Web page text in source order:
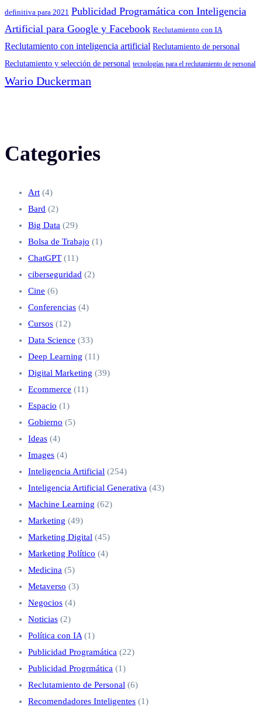
definitiva para 2021 Publicidad Programática con Inteligencia
Artificial para Google y Facebook Reclutamiento con IA
Reclutamiento con inteligencia artificial Reclutamiento de personal
Reclutamiento y selección de personal tecnologías para el reclutamiento de personal
Wario Duckerman
Categories
Art (4)
Bard (2)
Big Data (29)
Bolsa de Trabajo (1)
ChatGPT (11)
ciberseguridad (2)
Cine (6)
Conferencias (4)
Cursos (12)
Data Science (33)
Deep Learning (11)
Digital Marketing (39)
Ecommerce (11)
Espacio (1)
Gobierno (5)
Ideas (4)
Images (4)
Inteligencia Artificial (254)
Inteligencia Artificial Generativa (43)
Machine Learning (62)
Marketing (49)
Marketing Digital (45)
Marketing Político (4)
Medicina (5)
Metaverso (3)
Negocios (4)
Noticias (2)
Política con IA (1)
Publicidad Programática (22)
Publicidad Progrmática (1)
Reclutamiento de Personal (6)
Recomendadores Inteligentes (1)